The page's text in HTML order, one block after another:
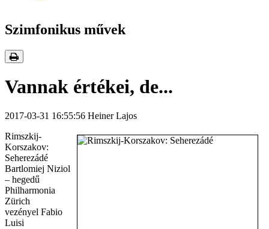
Szimfonikus művek
Vannak értékei, de...
2017-03-31 16:55:56 Heiner Lajos
Rimszkij-
Korszakov:
Seherezádé
Bartlomiej Niziol
– hegedű
Philharmonia
Zürich
vezényel Fabio
Luisi